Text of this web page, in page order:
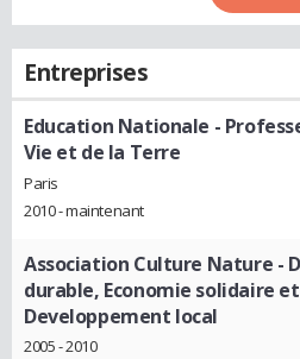
Entreprises
Education Nationale -
Vie et de la Terre
Paris
2010 - maintenant
Association Culture Nature -
durable, Economie solidaire
Developpement local
2005 - 2010